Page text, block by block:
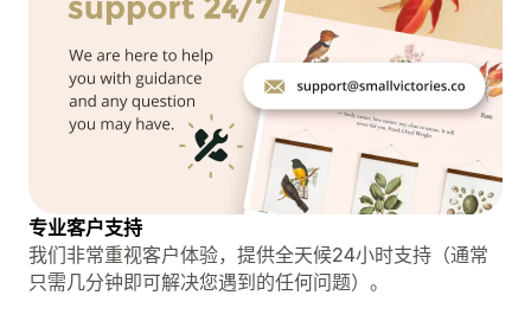
专业客户支持
我们非常重视客户体验，提供全天候24小时支持（通常
只需几分钟即可解决您遇到的任何问题）。